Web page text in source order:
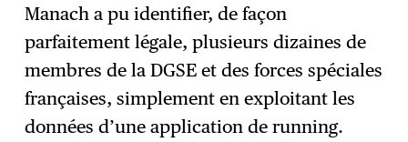
Manach a pu identifier, de façon
parfaitement légale, plusieurs dizaines de
membres de la DGSE et des forces spéciales
françaises, simplement en exploitant les
données d’une application de running.